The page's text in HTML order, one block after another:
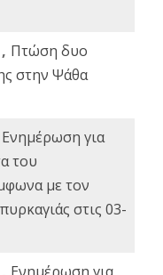
Πτώση δυο
στην Ψάθα
Ενημέρωση για
του
με τον
στις 03-